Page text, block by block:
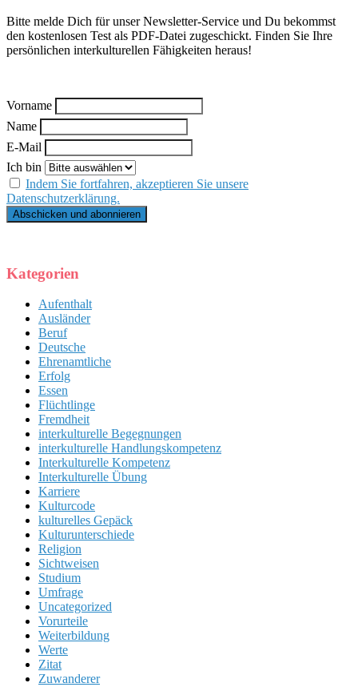
Bitte melde Dich für unser Newsletter-Service und Du bekommst
den kostenlosen Test als PDF-Datei zugeschickt. Finden Sie Ihre
persönlichen interkulturellen Fähigkeiten heraus!
Vorname
Name
E-Mail
Ich bin
Indem Sie fortfahren, akzeptieren Sie unsere
Datenschutzerklärung.
Kategorien
Aufenthalt
Ausländer
Beruf
Deutsche
Ehrenamtliche
Erfolg
Essen
Flüchtlinge
Fremdheit
interkulturelle Begegnungen
interkulturelle Handlungskompetenz
Interkulturelle Kompetenz
Interkulturelle Übung
Karriere
Kulturcode
kulturelles Gepäck
Kulturunterschiede
Religion
Sichtweisen
Studium
Umfrage
Uncategorized
Vorurteile
Weiterbildung
Werte
Zitat
Zuwanderer